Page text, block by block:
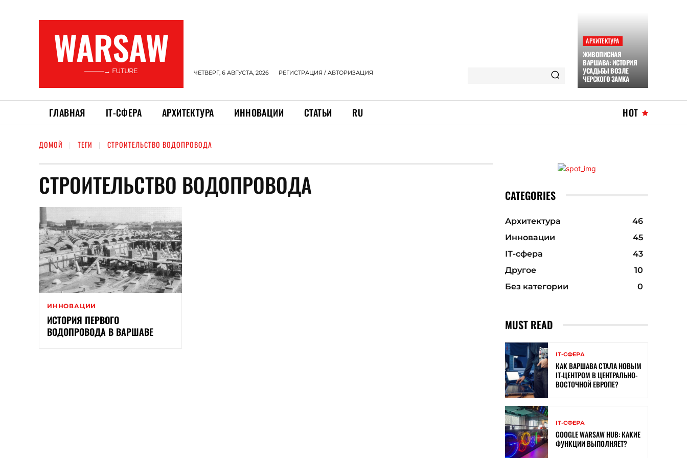
WARSAW
———→ FUTURE ЧЕТВЕРГ, 6 АВГУСТА, 2026 РЕГИСТРАЦИЯ / АВТОРИЗАЦИЯ
АРХИТЕКТУРА
ЖИВОПИСНАЯ
ВАРШАВА: ИСТОРИЯ
УСАДЬБЫ ВОЗЛЕ
ЧЕРСКОГО ЗАМКА
ГЛАВНАЯ ІТ-СФЕРА АРХИТЕКТУРА ИННОВАЦИИ СТАТЬИ RU HOT
ДОМОЙ ТЕГИ СТРОИТЕЛЬСТВО ВОДОПРОВОДА
СТРОИТЕЛЬСТВО ВОДОПРОВОДА
ИННОВАЦИИ
ИСТОРИЯ ПЕРВОГО
ВОДОПРОВОДА В ВАРШАВЕ
CATEGORIES
Архитектура
46
Инновации
45
ІТ-сфера
43
Другое
10
Без категории
0
MUST READ
ІТ-СФЕРА
КАК ВАРШАВА СТАЛА НОВЫМ
IT-ЦЕНТРОМ В ЦЕНТРАЛЬНО-
ВОСТОЧНОЙ ЕВРОПЕ?
ІТ-СФЕРА
GOOGLE WARSAW HUB: КАКИЕ
ФУНКЦИИ ВЫПОЛНЯЕТ?